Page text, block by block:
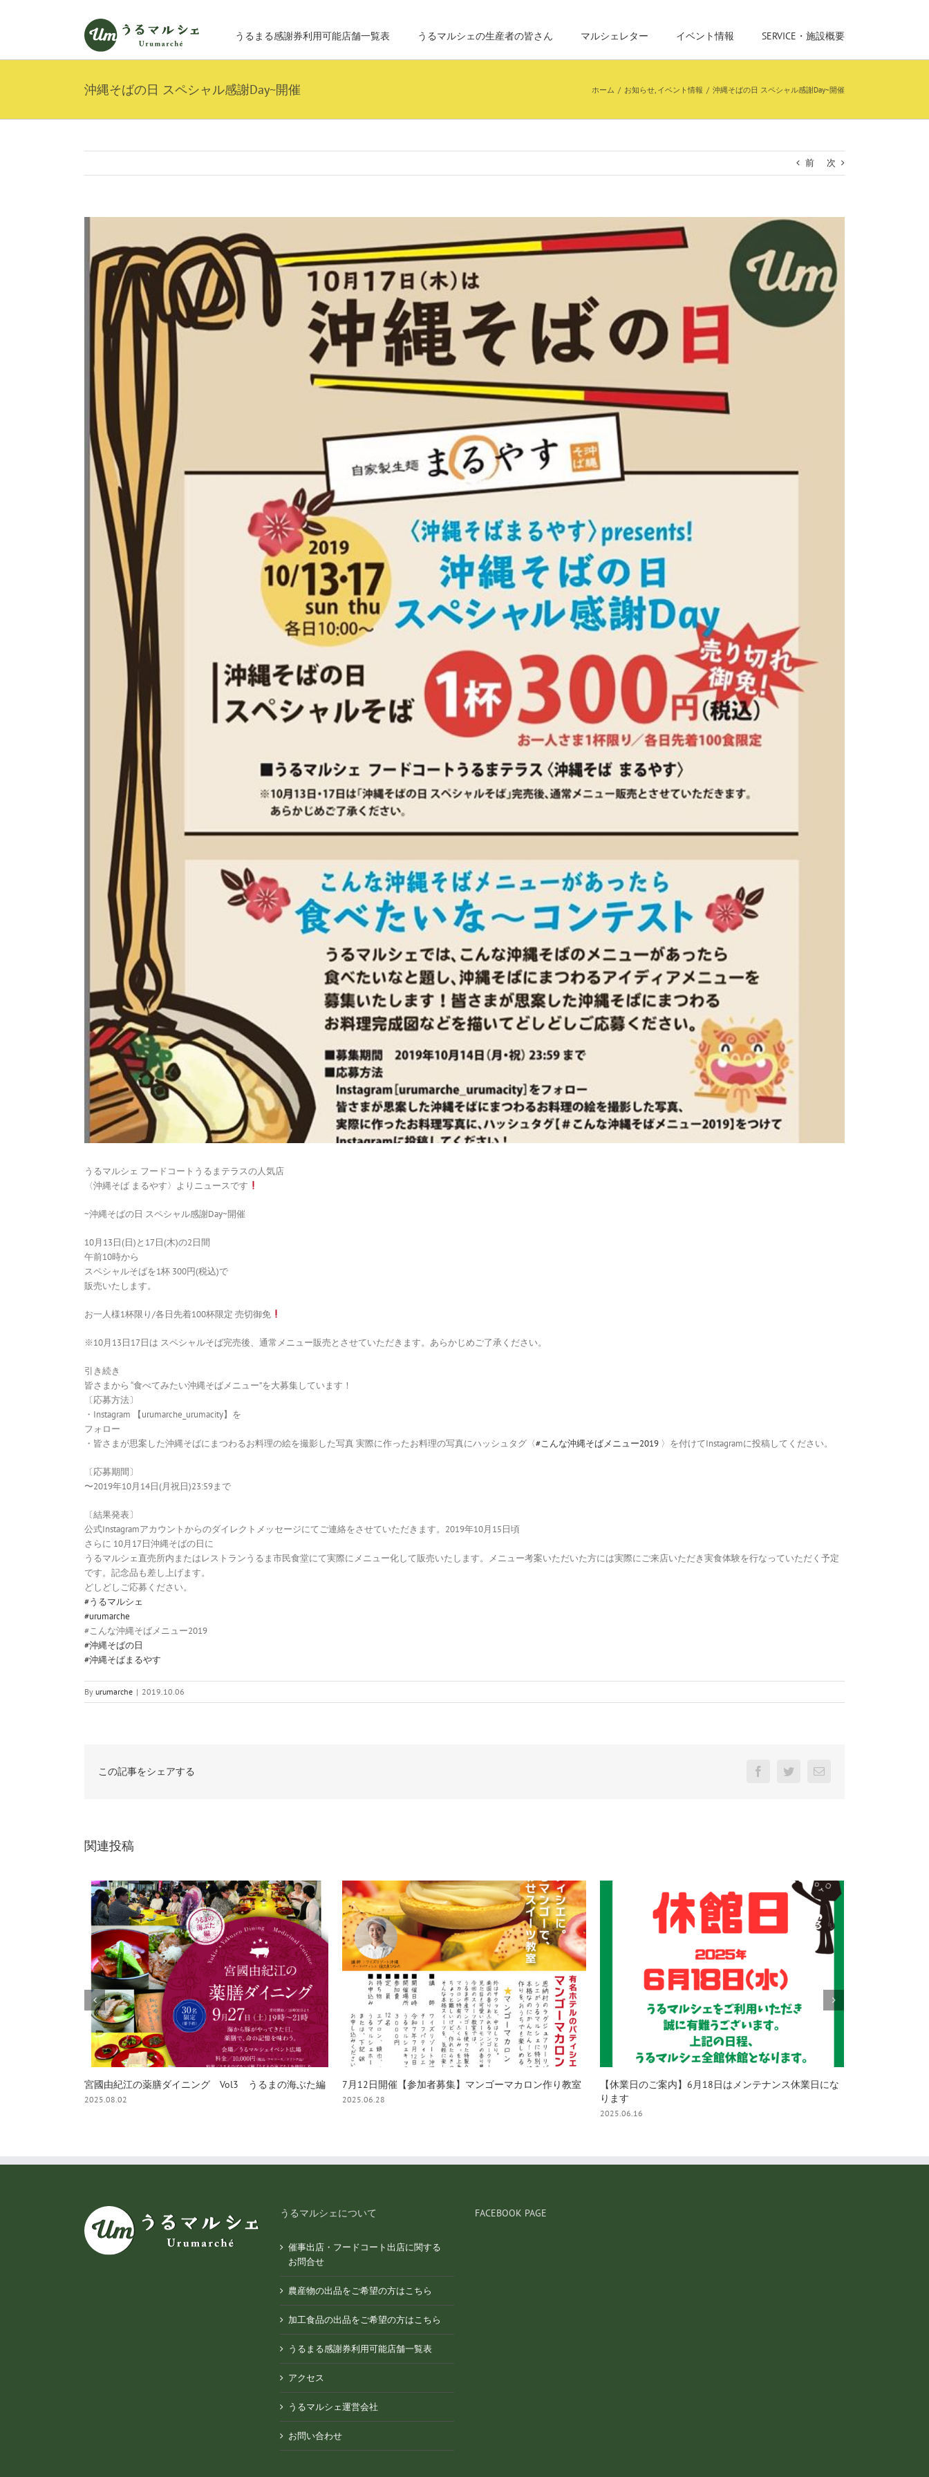
うるまる感謝券利用可能店舗一覧表 うるマルシェの生産者の皆さん マルシェレター イベント情報 SERVICE・施設概要
沖縄そばの日 スペシャル感謝Day~開催 ホーム / お知らせ イベント情報 / 沖縄そばの日 スペシャル感謝Day~開催
前 次
Image
うるマルシェ フードコートうるまテラスの人気店
〈沖縄そば まるやす〉よりニュースです
~沖縄そばの日 スペシャル感謝Day~開催
10月13日(日)と17日(木)の2日間
午前10時から
スペシャルそばを1杯 300円(税込)で
販売いたします。
お一人様1杯限り/各日先着100杯限定 売切御免
※10月13日17日は スペシャルそば完売後、通常メニュー販売とさせていただきます。あらかじめご了承ください。
引き続き
皆さまから “食べてみたい沖縄そばメニュー”を大募集しています！
〔応募方法〕
・Instagram 【urumarche_urumacity】を
フォロー
・皆さまが思案した沖縄そばにまつわるお料理の絵を撮影した写真 実際に作ったお料理の写真にハッシュタグ〈#こんな沖縄そばメニュー2019 〉を付けてInstagramに投稿してください。
〔応募期間〕
〜2019年10月14日(月祝日)23:59まで
〔結果発表〕
公式Instagramアカウントからのダイレクトメッセージにてご連絡をさせていただきます。2019年10月15日頃
さらに 10月17日沖縄そばの日に
うるマルシェ直売所内またはレストランうるま市民食堂にて実際にメニュー化して販売いたします。メニュー考案いただいた方には実際にご来店いただき実食体験を行なっていただく予定
です。記念品も差し上げます。
どしどしご応募ください。
#うるマルシェ
#urumarche
#こんな沖縄そばメニュー2019
#沖縄そばの日
#沖縄そばまるやす
By urumarche | 2019.10.06
この記事をシェアする FacebookTwitter電
関連投稿
7月12日開催【参加者募集】マンゴーマカロン作り教室
2025.06.28
【休業日のご案内】6月18日はメンテナンス休業日にな
ります
【星空ナイトカヤック】 夜光虫舞う海と星降る空
2025.06.05
うるマルシェについて
催事出店・フードコート出店に関する
お問合せ
農産物の出品をご希望の方はこちら
加工食品の出品をご希望の方はこちら
うるまる感謝券利用可能店舗一覧表
アクセス
うるマルシェ運営会社
お問い合わせ
FACEBOOK PAGE